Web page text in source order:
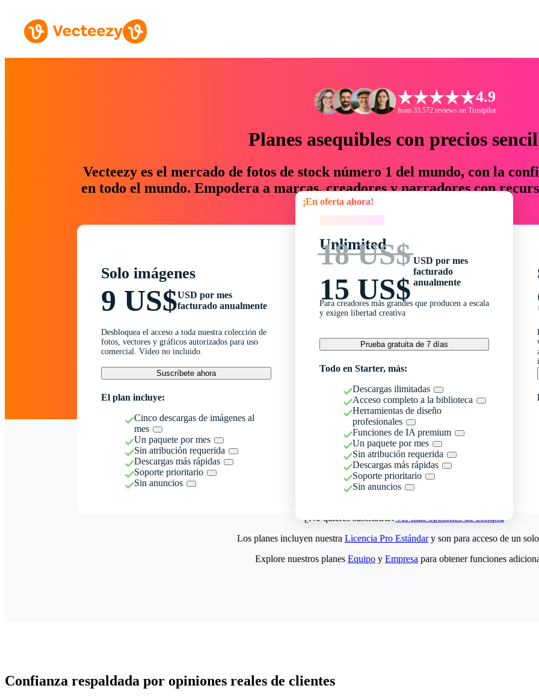
4.9
from 33.572 reviews on Trustpilot
Planes asequibles con precios
Vecteezy es el mercado de fotos de stock número 1 del mundo, con la
en todo el mundo. Empodera a marcas, creadores y narradores con
un 76 % en tiempo y presupuesto.
Solo imágenes
9 US$USD por mes
facturado anualmente
Desbloquea el acceso a toda nuestra colección de
fotos, vectores y gráficos autorizados para uso
comercial. Vídeo no incluido.
Suscríbete ahora
El plan incluye:
Cinco descargas de imágenes al
mes
Un paquete por mes
Sin atribución requerida
Descargas más rápidas
Soporte prioritario
Sin anuncios
¡En oferta ahora!
Unlimited
18 US$
15 US$
USD por mes
facturado
anualmente
Para creadores más grandes que producen a escala
y exigen libertad creativa
Prueba gratuita de 7 días
Todo en Starter, más:
Descargas ilimitadas
Acceso completo a la biblioteca
Herramientas de diseño
profesionales
Funciones de IA premium
Un paquete por mes
Sin atribución requerida
Descargas más rápidas
Soporte prioritario
Sin anuncios
¿No quieres suscribirte?Ver más opciones de compra
Los planes incluyen nuestra Licencia Pro Estándary son para acceso de un
Explore nuestros planes Equipo y Empresa para obtener funciones
Confianza respaldada por opiniones reales de clientes